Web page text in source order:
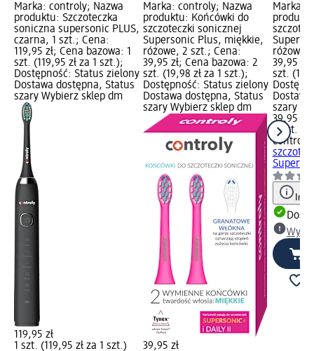
Marka: controly; Nazwa
produktu: Szczoteczka
soniczna supersonic PLUS,
czarna, 1 szt.; Cena:
119,95 zł; Cena bazowa: 1
szt. (119,95 zł za 1 szt.);
Dostępność: Status zielony
Dostawa dostępna, Status
szary Wybierz sklep dm
119,95 zł
1 szt. (119,95 zł za 1 szt.)
Marka: controly; Nazwa
produktu: Końcówki do
szczoteczki sonicznej
Supersonic Plus, miękkie,
różowe, 2 szt.; Cena:
39,95 zł; Cena bazowa: 2
szt. (19,98 zł za 1 szt.);
Dostępność: Status zielony
Dostawa dostępna, Status
szary Wybierz sklep dm
39,95 zł
Marka:
różowe,
39,95
szt.
szary
39,95 zł
2 szt.
controly